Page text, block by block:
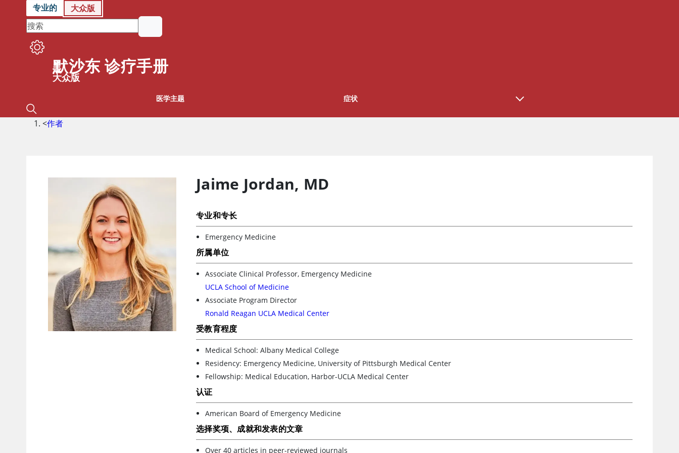
专业的 大众版
默沙东 诊疗手册
大众版
医学主题 症状
<作者
Jaime Jordan, MD
专业和专长
Emergency Medicine
所属单位
Associate Clinical Professor, Emergency Medicine
UCLA School of Medicine
Associate Program Director
Ronald Reagan UCLA Medical Center
受教育程度
Medical School: Albany Medical College
Residency: Emergency Medicine, University of Pittsburgh Medical Center
Fellowship: Medical Education, Harbor-UCLA Medical Center
认证
American Board of Emergency Medicine
选择奖项、成就和发表的文章
Over 40 articles in peer-reviewed journals